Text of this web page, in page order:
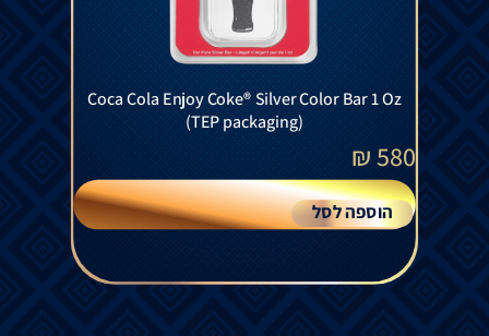
Coca Cola Enjoy Coke® Silver Color Bar 1 Oz
(TEP packaging)
580
₪
הוספה לסל